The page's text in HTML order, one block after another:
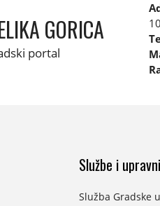
GORICA
portal
Službe i
Služba Gradske